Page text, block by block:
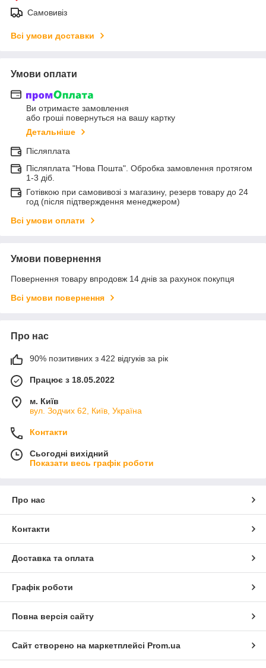
Самовивіз
Всі умови доставки
Умови оплати
Ви отримаєте замовлення
або гроші повернуться на вашу картку
Детальніше
Післяплата
Післяплата "Нова Пошта". Обробка замовлення протягом
1-3 діб.
Готівкою при самовивозі з магазину, резерв товару до 24
год (після підтверждення менеджером)
Всі умови оплати
Умови повернення
Повернення товару впродовж 14 днів за рахунок покупця
Всі умови повернення
Про нас
90% позитивних з 422 відгуків за рік
Працює з 18.05.2022
м. Київ
вул. Зодчих 62, Київ, Україна
Контакти
Сьогодні вихідний
Показати весь графік роботи
Про нас
Контакти
Доставка та оплата
Графік роботи
Повна версія сайту
Сайт створено на маркетплейсі Prom.ua